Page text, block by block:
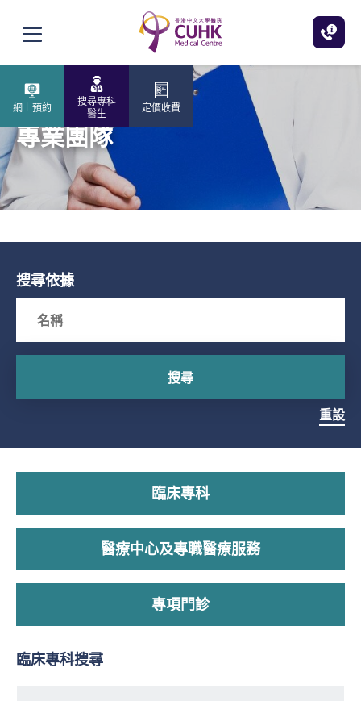
打開選單
網上預約
搜尋專科
醫生
定價收費
專業團隊
搜尋依據
搜尋
重設
臨床專科
醫療中心及專職醫療服務
專項門診
臨床專科搜尋